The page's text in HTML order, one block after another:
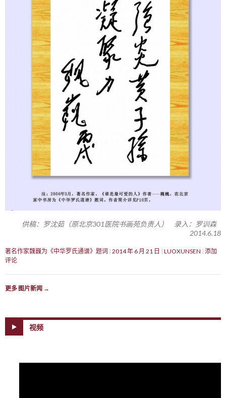
供稿：罗沈茹（原北京301医院书画苑负责人） 录入：罗训森
2014.6.18
著名作家魏巍为《中华罗氏通谱》题词 2014 年 6 月 21 日 LUOXUNSEN 添加
评论
更多 图片新闻 →
视频